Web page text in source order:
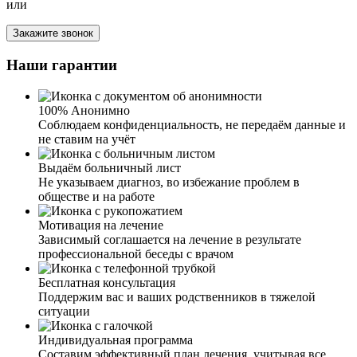
алкогольной зависимости. Спасибо вам за комфортные
то, что смогли донести до меня, что мне нужно лечение!
Я благодарна вашей клинике за лечение от алкоголизма
у мужа. Спиртное муж не употребляет уже около года.
Именно здесь специалисты нашли правильный подход к
супругу и смогли убедить его пройти лечение.
Благодаря вам у нас такой отличный результат и знания,
как нам, близким людям, вести себя в подобных
ситуациях. Спасибо вам огромное.
или
Закажите звонок
Наши гарантии
100% Анонимно
Соблюдаем конфиденциальность, не передаём данные и
не ставим на учёт
Выдаём больничный лист
Не указываем диагноз, во избежание проблем в
обществе и на работе
Мотивация на лечение
Зависимый соглашается на лечение в результате
профессиональной беседы с врачом
Бесплатная консультация
Поддержим вас и ваших родственников в тяжелой
ситуации
Индивидуальная программа
Составим эффективный план лечения, учитывая все